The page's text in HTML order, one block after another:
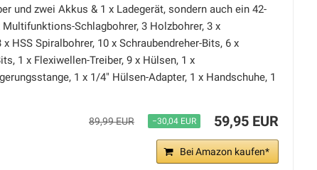
und zwei Akkus & 1 x Ladegerät, sondern auch ein 42-
Schlagbohrer, 3 Holzbohrer, 3 x
HSS Spiralbohrer, 10 x Schraubendreher-Bits, 6 x
1 x Flexiwellen-Treiber, 9 x Hülsen, 1 x
1 x 1/4" Hülsen-Adapter, 1 x Handschuhe, 1
89,99 EUR −30,04 EUR 59,95 EUR
Bei Amazon kaufen*